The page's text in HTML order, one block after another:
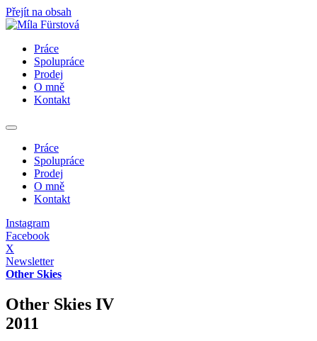
Přejít na obsah
Práce
Spolupráce
Prodej
O mně
Kontakt
Práce
Spolupráce
Prodej
O mně
Kontakt
Instagram
Facebook
X
Newsletter
Other Skies
Other Skies IV
2011